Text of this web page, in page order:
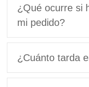
¿Qué ocurre si
mi pedido?
¿Cuánto tarda